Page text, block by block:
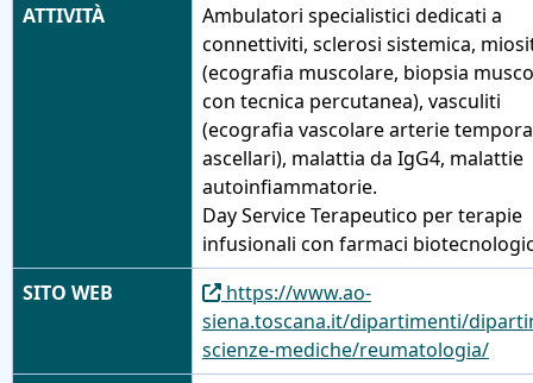
ATTIVITÀ
Ambulatori specialistici dedicati a
connettiviti, sclerosi sistemica,
(ecografia muscolare, biopsia
con tecnica percutanea), vasculiti
(ecografia vascolare arterie
ascellari), malattia da IgG4, malattie
autoinfiammatorie.
Day Service Terapeutico per terapie
infusionali con farmaci
SITO WEB
https://www.ao-
siena.toscana.it/dipartimenti/
scienze-mediche/reumatologia/